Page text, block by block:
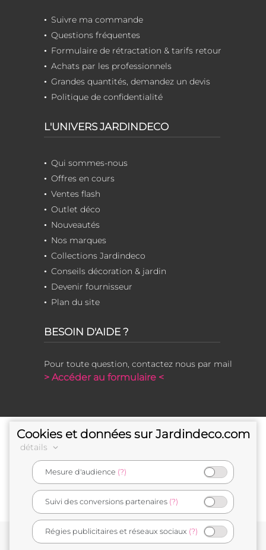
Suivre ma commande
Questions fréquentes
Formulaire de rétractation & tarifs retour
Achats par les professionnels
Grandes quantités, demandez un devis
Politique de confidentialité
L'UNIVERS JARDINDECO
Qui sommes-nous
Offres en cours
Ventes flash
Outlet déco
Nouveautés
Nos marques
Collections Jardindeco
Conseils décoration & jardin
Devenir fournisseur
Plan du site
BESOIN D'AIDE ?
Pour toute question, contactez nous par mail
> Accéder au formulaire <
e-commerçant français
Cookies et données sur Jardindeco.com
détails
Mesure d'audience (?)
Suivi des conversions partenaires (?)
Régies publicitaires et réseaux sociaux (?)